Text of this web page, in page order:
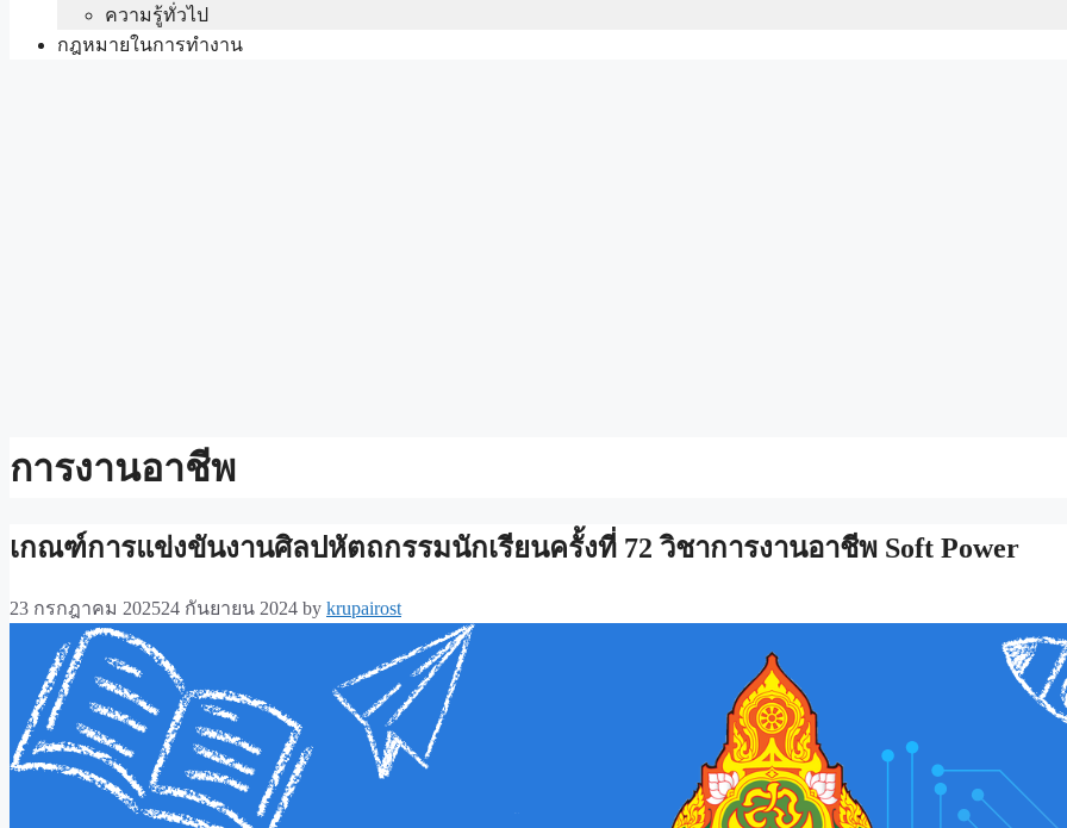
ความรู้ทั่วไป
กฎหมายในการทำงาน
การงานอาชีพ
เกณฑ์การแข่งขันงานศิลปหัตถกรรมนักเรียนครั้งที่ 72 วิชาการงานอาชีพ Soft Power
23 กรกฎาคม 202524 กันยายน 2024 by krupairost